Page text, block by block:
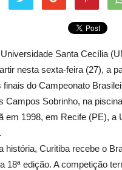
Santa Cecília
nesta sexta-feira (27), a
do Campeonato
Campos Sobrinho, na
em 1998, em Recife (PE), a
história, Curitiba recebe o
18ª edição. A competição